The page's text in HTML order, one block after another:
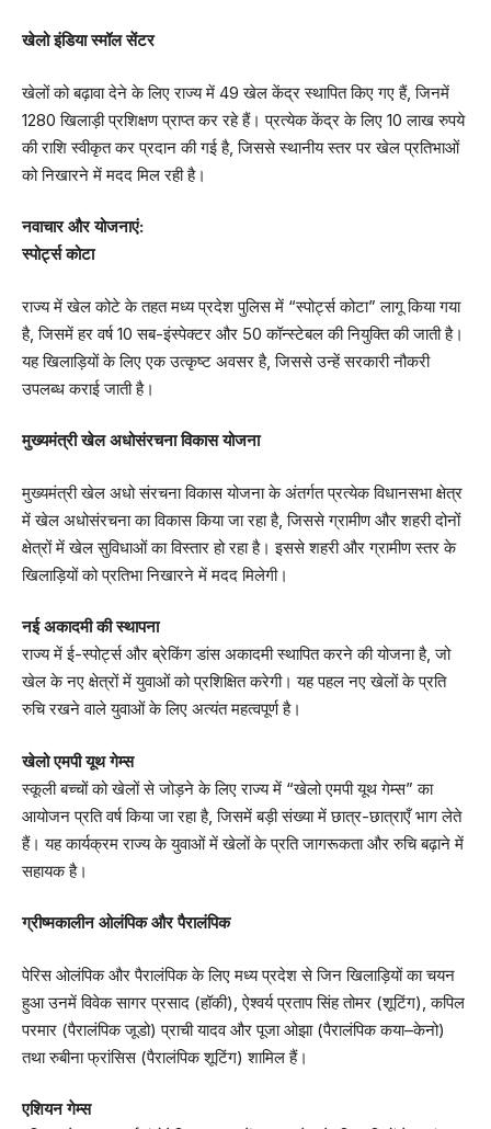
खेलो इंडिया स्मॉल सेंटर
खेलों को बढ़ावा देने के लिए राज्य में 49 खेल केंद्र स्थापित किए गए हैं, जिनमें
1280 खिलाड़ी प्रशिक्षण प्राप्त कर रहे हैं। प्रत्येक केंद्र के लिए 10 लाख रुपये
की राशि स्वीकृत कर प्रदान की गई है, जिससे स्थानीय स्तर पर खेल प्रतिभाओं
को निखारने में मदद मिल रही है।
नवाचार और योजनाएं:
स्पोर्ट्स कोटा
राज्य में खेल कोटे के तहत मध्य प्रदेश पुलिस में “स्पोर्ट्स कोटा” लागू किया गया
है, जिसमें हर वर्ष 10 सब-इंस्पेक्टर और 50 कॉन्स्टेबल की नियुक्ति की जाती है।
यह खिलाड़ियों के लिए एक उत्कृष्ट अवसर है, जिससे उन्हें सरकारी नौकरी
उपलब्ध कराई जाती है।
मुख्यमंत्री खेल अधोसंरचना विकास योजना
मुख्यमंत्री खेल अधो संरचना विकास योजना के अंतर्गत प्रत्येक विधानसभा क्षेत्र
में खेल अधोसंरचना का विकास किया जा रहा है, जिससे ग्रामीण और शहरी दोनों
क्षेत्रों में खेल सुविधाओं का विस्तार हो रहा है। इससे शहरी और ग्रामीण स्तर के
खिलाड़ियों को प्रतिभा निखारने में मदद मिलेगी।
नई अकादमी की स्थापना
राज्य में ई-स्पोर्ट्स और ब्रेकिंग डांस अकादमी स्थापित करने की योजना है, जो
खेल के नए क्षेत्रों में युवाओं को प्रशिक्षित करेगी। यह पहल नए खेलों के प्रति
रुचि रखने वाले युवाओं के लिए अत्यंत महत्वपूर्ण है।
खेलो एमपी यूथ गेम्स
स्कूली बच्चों को खेलों से जोड़ने के लिए राज्य में “खेलो एमपी यूथ गेम्स” का
आयोजन प्रति वर्ष किया जा रहा है, जिसमें बड़ी संख्या में छात्र-छात्राएँ भाग लेते
हैं। यह कार्यक्रम राज्य के युवाओं में खेलों के प्रति जागरूकता और रुचि बढ़ाने में
सहायक है।
ग्रीष्मकालीन ओलंपिक और पैरालंपिक
पेरिस ओलंपिक और पैरालंपिक के लिए मध्य प्रदेश से जिन खिलाड़ियों का चयन
हुआ उनमें विवेक सागर प्रसाद (हॉकी), ऐश्वर्य प्रताप सिंह तोमर (शूटिंग), कपिल
परमार (पैरालंपिक जूडो) प्राची यादव और पूजा ओझा (पैरालंपिक कया–केनो)
तथा रुबीना फ्रांसिस (पैरालंपिक शूटिंग) शामिल हैं।
एशियन गेम्स